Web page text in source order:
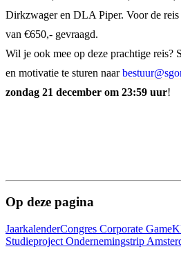
Dirkzwager en DLA Piper. Voor de
van €650,- gevraagd.
Wil je ook mee op deze prachtige reis?
en motivatie te sturen naar
zondag 21 december om 23:59 uur!
Op deze pagina
JaarkalenderCongres Corporate Game
Studieproject Ondernemingstrip